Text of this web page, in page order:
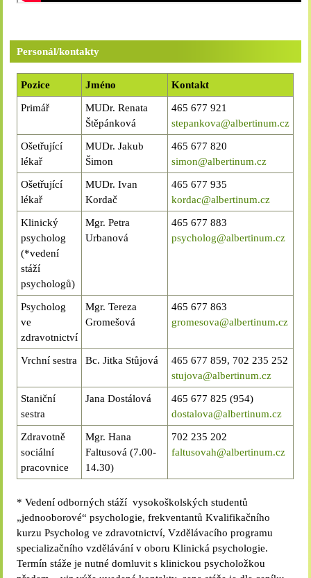
Personál/kontakty
Pozice Jméno Kontakt
Primář
MUDr. Renata
Štěpánková
465 677 921
stepankova@albertinum.cz
Ošetřující
lékař
MUDr. Jakub
Šimon
465 677 820
simon@albertinum.cz
Ošetřující
lékař
MUDr. Ivan
Kordač
465 677 935
kordac@albertinum.cz
Klinický
psycholog
(*vedení
stáží
psychologů)
Mgr. Petra
Urbanová
465 677 883
psycholog@albertinum.cz
Psycholog
ve
zdravotnictví
Mgr. Tereza
Gromešová
465 677 863
gromesova@albertinum.cz
Vrchní sestra Bc. Jitka Stůjová
465 677 859, 702 235 252
stujova@albertinum.cz
Staniční
sestra
Jana Dostálová
465 677 825 (954)
dostalova@albertinum.cz
Zdravotně
sociální
pracovnice
Mgr. Hana
Faltusová (7.00-
14.30)
702 235 202
faltusovah@albertinum.cz
* Vedení odborných stáží vysokoškolských studentů
„jednooborové“ psychologie, frekventantů Kvalifikačního
kurzu Psycholog ve zdravotnictví, Vzdělávacího programu
specializačního vzdělávání v oboru Klinická psychologie.
Termín stáže je nutné domluvit s klinickou psycholožkou